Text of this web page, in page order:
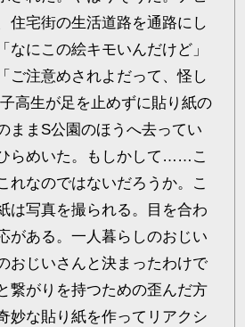
住宅街の生活道路を通路にし
なにこの絵キモいんだけど」
ご注意めされよだって、怪し
高生が足を止めずに貼り紙の
ままS公園のほうへ去ってい
らめいた。もしかして……こ
れなのではないだろうか。こ
は写真を撮られる。目を合わ
がある。一人暮らしのおじい
おじいさんと決まったわけで
繋がりを持つための歪んだ方
妙な貼り紙を作ってリアクシ